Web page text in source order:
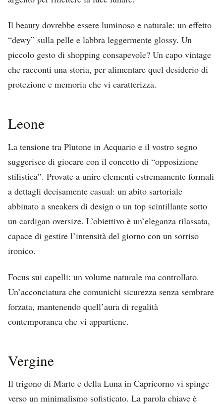
Il beauty dovrebbe essere luminoso e naturale: un effetto
“dewy” sulla pelle e labbra leggermente glossy. Un
piccolo gesto di shopping consapevole? Un capo vintage
che racconti una storia, per alimentare quel desiderio di
protezione e memoria che vi caratterizza.
Leone
La tensione tra Plutone in Acquario e il vostro segno
suggerisce di giocare con il concetto di “opposizione
stilistica”. Provate a unire elementi estremamente formali
a dettagli decisamente casual: un abito sartoriale
abbinato a sneakers di design o un top scintillante sotto
un cardigan oversize. L’obiettivo è un’eleganza rilassata,
capace di gestire l’intensità del giorno con un sorriso
ironico.
Focus sui capelli: un volume naturale ma controllato.
Un’acconciatura che comunichi sicurezza senza sembrare
forzata, mantenendo quell’aura di regalità
contemporanea che vi appartiene.
Vergine
Il trigono di Marte e della Luna in Capricorno vi spinge
verso un minimalismo sofisticato. La parola chiave è